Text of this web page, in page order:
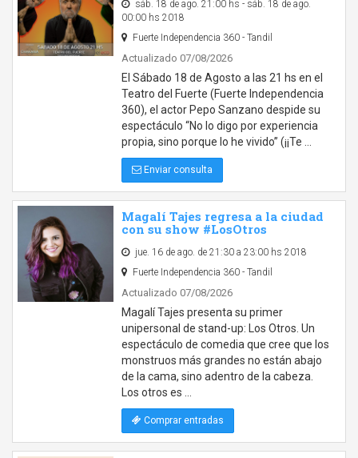
sáb. 18 de ago. 21:00 hs - sáb. 18 de ago.
00:00 hs 2018
Fuerte Independencia 360 - Tandil
Actualizado 07/08/2026
El Sábado 18 de Agosto a las 21 hs en el
Teatro del Fuerte (Fuerte Independencia
360), el actor Pepo Sanzano despide su
espectáculo “No lo digo por experiencia
propia, sino porque lo he vivido” (¡¡Te …
Enviar consulta
Magalí Tajes regresa a la ciudad
con su show #LosOtros
jue. 16 de ago. de 21:30 a 23:00 hs 2018
Fuerte Independencia 360 - Tandil
Actualizado 07/08/2026
Magalí Tajes presenta su primer
unipersonal de stand-up: Los Otros. Un
espectáculo de comedia que cree que los
monstruos más grandes no están abajo
de la cama, sino adentro de la cabeza.
Los otros es …
Comprar entradas